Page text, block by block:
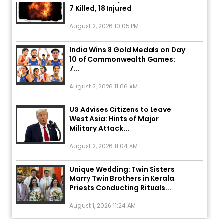
India Wins 8 Gold Medals on Day
10 of Commonwealth Games:
7...
US Advises Citizens to Leave
West Asia: Hints of Major
Military Attack...
Unique Wedding: Twin Sisters
Marry Twin Brothers in Kerala;
Priests Conducting Rituals...